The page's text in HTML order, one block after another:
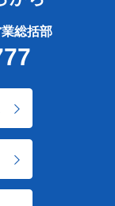
総括部